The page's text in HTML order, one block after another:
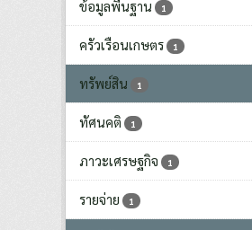
ข้อมูลพื้นฐาน 1
ครัวเรือนเกษตร 1
ทรัพย์สิน 1
ทัศนคติ 1
ภาวะเศรษฐกิจ 1
รายจ่าย 1